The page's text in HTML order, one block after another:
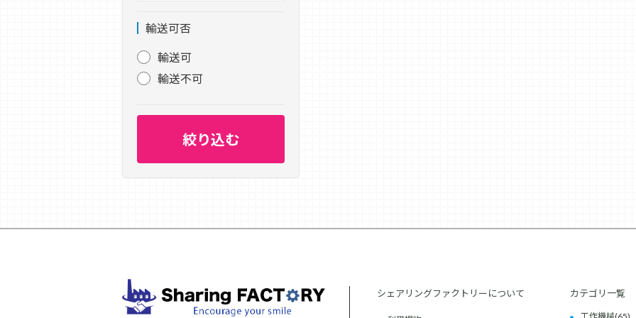
輸送可否
輸送可
輸送不可
シェアリングファクトリーについて カテゴリ一覧